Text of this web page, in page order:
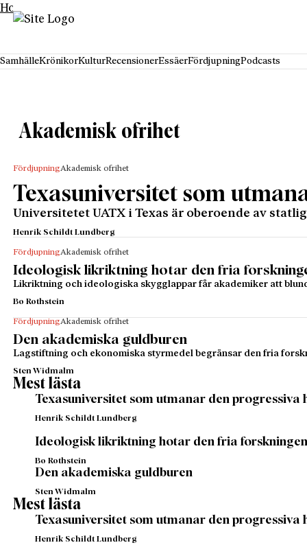
Hoppa till innehåll
SamhälleKrönikorKulturRecensionerEssäerFördjupningPodcasts
Akademisk ofrihet
FördjupningAkademisk ofrihet
Texasuniversitet som
Universitetet UATX i Texas är oberoende av
Henrik Schildt Lundberg
FördjupningAkademisk ofrihet
Ideologisk likriktning hotar den fria
Likriktning och ideologiska skygglappar får akademiker att
Bo Rothstein
FördjupningAkademisk ofrihet
Den akademiska guldburen
Lagstiftning och ekonomiska styrmedel begränsar den fria
Sten Widmalm
Mest lästa
Texasuniversitet som utmanar den progressiva
Henrik Schildt Lundberg
Ideologisk likriktning hotar den fria
Bo Rothstein
Den akademiska guldburen
Sten Widmalm
Mest lästa
Texasuniversitet som utmanar den progressiva
Henrik Schildt Lundberg